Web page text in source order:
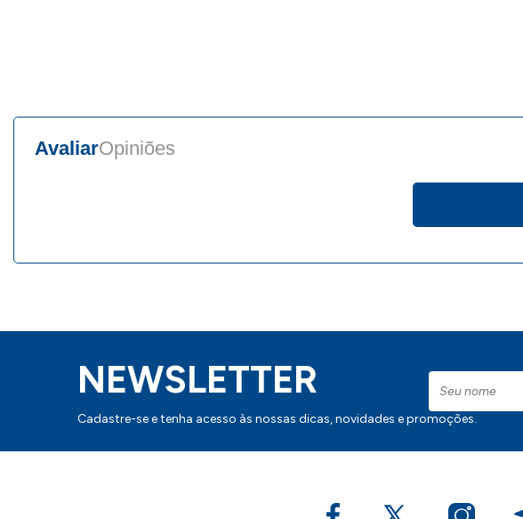
AvaliarOpiniões
NEWSLETTER
Cadastre-se e tenha acesso às nossas dicas, novidades e promoções.